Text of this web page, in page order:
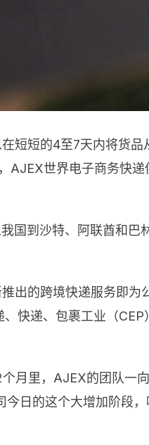
短短的4至7天内将货
AJEX世界电子商务快
国到沙特、阿联酋和
出的跨境快递服务即
快递、包裹工业（
月里，AJEX的团队一
日的这个大增加阶段